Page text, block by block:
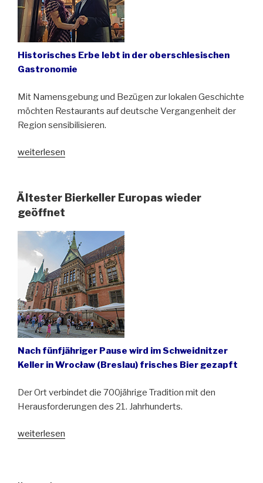
Historisches Erbe lebt in der oberschlesischen
Gastronomie
Mit Namensgebung und Bezügen zur lokalen Geschichte
möchten Restaurants auf deutsche Vergangenheit der
Region sensibilisieren.
„Bismarck-
Kattowitz
und
erste
Polka“
weiterlesen
Ältester Bierkeller Europas wieder
geöffnet
Nach fünfjähriger Pause wird im Schweidnitzer
Keller in Wrocław (Breslau) frisches Bier gezapft
Der Ort verbindet die 700jährige Tradition mit den
Herausforderungen des 21. Jahrhunderts.
„Ältester
weiterlesen